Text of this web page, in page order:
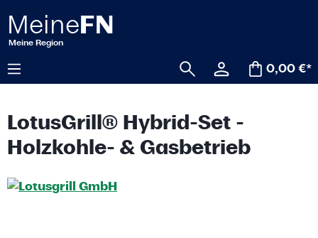
springen
0,00 €*
LotusGrill® Hybrid-Set -
Holzkohle- & Gasbetrieb